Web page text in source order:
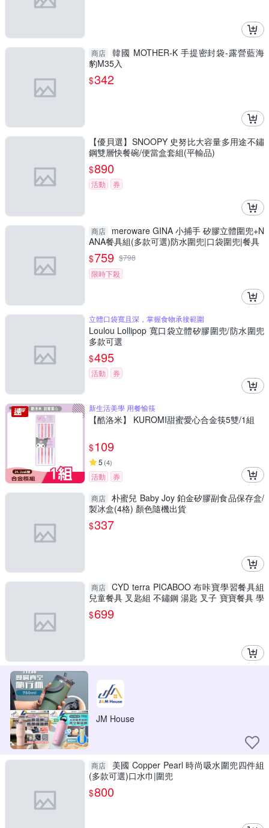
商店
韓國 MOTHER-K 手提密封袋-露營藍海
豹M35入
$342
【優貝選】SNOOPY 史努比大容量多用途不鏽
鋼雙層快餐碗/便當盒套組(平輸品)
$890
活動 券
商店
meroware GINA 小捕手 矽膠立體圍兜+N
ANA餐具組(多款可選)防水圍兜|口袋圍兜|餐具
$759 $798
限時下殺
立體口袋寬且深，掌握食物承接範圍
Loulou Lollipop 寬口袋立體矽膠圍兜/防水圍兜
多款可選
$495
活動 券
新生活美學 用餐愉筷
【酷洛米】 KUROMI甜蜜愛心合金筷5雙/1組
$109
5 (4)
活動 券
商店 朴蜜兒 Baby Joy 鉑金矽膠副食品保存盒/
製冰盒(4格) 顏色隨機出貨
$337
商店 CYD terra PICABOO 布咔寶學習餐具組
兒童餐具 叉匙組 不鏽鋼 湯匙 叉子 寶寶餐具 學
習餐具
$699
JM House
商店
美國 Copper Pearl 時尚吸水圍兜四件組
(多款可選)口水巾|圍兜
$800